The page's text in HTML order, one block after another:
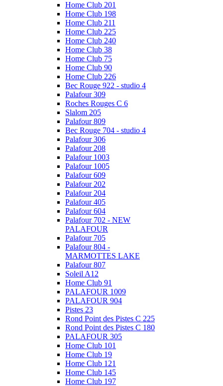
Home Club 201
Home Club 198
Home Club 211
Home Club 225
Home Club 240
Home Club 38
Home Club 75
Home Club 90
Home Club 226
Bec Rouge 922 - studio 4
Palafour 309
Roches Rouges C 6
Slalom 205
Palafour 809
Bec Rouge 704 - studio 4
Palafour 306
Palafour 208
Palafour 1003
Palafour 1005
Palafour 609
Palafour 202
Palafour 204
Palafour 405
Palafour 604
Palafour 702 - NEW
PALAFOUR
Palafour 705
Palafour 804 -
MARMOTTES LAKE
Palafour 807
Soleil A12
Home Club 91
PALAFOUR 1009
PALAFOUR 904
Pistes 23
Rond Point des Pistes C 225
Rond Point des Pistes C 180
PALAFOUR 305
Home Club 101
Home Club 19
Home Club 121
Home Club 145
Home Club 197